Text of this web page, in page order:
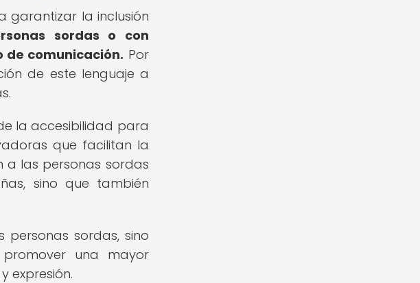
garantizar la inclusión
sordas o con
de comunicación. Por
de este lenguaje a
la accesibilidad para
que facilitan la
a las personas sordas
sino que también
sordas, sino
una mayor
expresión.